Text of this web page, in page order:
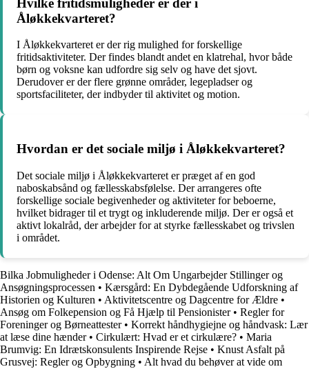
Åløkkekvarteret?
I Åløkkekvarteret er der rig mulighed for forskellige
fritidsaktiviteter. Der findes blandt andet en klatrehal, hvor både
børn og voksne kan udfordre sig selv og have det sjovt.
Derudover er der flere grønne områder, legepladser og
sportsfaciliteter, der indbyder til aktivitet og motion.
Hvordan er det sociale miljø i Åløkkekvarteret?
Det sociale miljø i Åløkkekvarteret er præget af en god
naboskabsånd og fællesskabsfølelse. Der arrangeres ofte
forskellige sociale begivenheder og aktiviteter for beboerne,
hvilket bidrager til et trygt og inkluderende miljø. Der er også et
aktivt lokalråd, der arbejder for at styrke fællesskabet og trivslen
i området.
Bilka Jobmuligheder i Odense: Alt Om Ungarbejder Stillinger og
Ansøgningsprocessen • Kærsgård: En Dybdegående Udforskning af
Historien og Kulturen • Aktivitetscentre og Dagcentre for Ældre •
Ansøg om Folkepension og Få Hjælp til Pensionister• Regler for
Foreninger og Børneattester• Korrekt håndhygiejne og håndvask: Lær
at læse dine hænder• Cirkulært: Hvad er et cirkulære? • Maria
Brumvig: En Idrætskonsulents Inspirende Rejse • Knust Asfalt på
Grusvej: Regler og Opbygning • Alt hvad du behøver at vide om